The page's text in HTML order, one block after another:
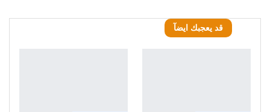
قد يعجبك ايضآ